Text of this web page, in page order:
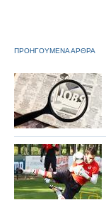
ΠΡΟΗΓΟΥΜΕΝΑ ΑΡΘΡΑ